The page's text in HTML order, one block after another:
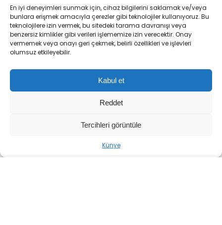
En iyi deneyimleri sunmak için, cihaz bilgilerini saklamak ve/veya
bunlara erişmek amacıyla çerezler gibi teknolojiler kullanıyoruz. Bu
teknolojilere izin vermek, bu sitedeki tarama davranışı veya
benzersiz kimlikler gibi verileri işlememize izin verecektir. Onay
vermemek veya onayı geri çekmek, belirli özellikleri ve işlevleri
olumsuz etkileyebilir.
Kabul et
Reddet
Tercihleri görüntüle
Künye
Tarım ve Orman Bakanlığı Doğa Koruma ve Milli
Parklar (DKMP) Genel Müdürlüğü ekipleri,
İstanbul’un gözde doğal alanlarından Belgrad
Ormanı’nda kapsamlı bir temizlik çalışması
girişler sonucu biriken çöp ve atıkları toplayarak
doğanın korunması için önemli bir adım attı.